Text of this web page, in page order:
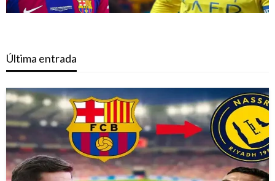
Última entrada